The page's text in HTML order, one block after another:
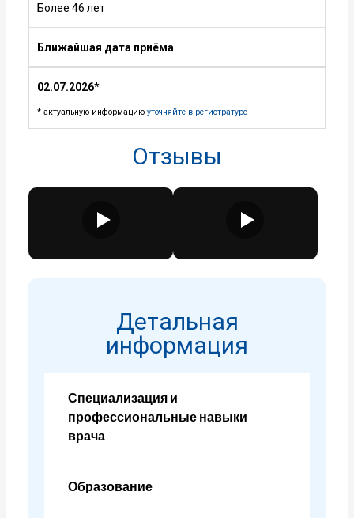
Более 46 лет
Ближайшая дата приёма
02.07.2026*
* актуальную информациюуточняйте в регистратуре
Отзывы
Детальная
информация
Специализация и
профессиональные навыки
врача
Образование